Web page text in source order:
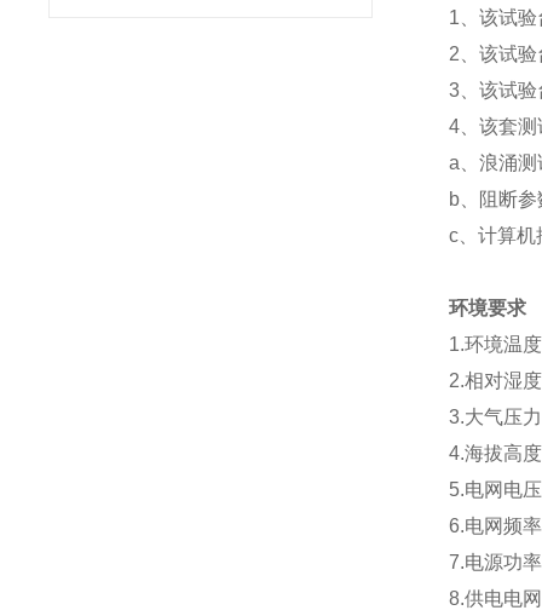
1、该试
2、该试
3、该试
4、该套
a、浪涌测
b、阻断
c、计算机
环境要求
1.环境温
2.相对湿
3.大气压
4.海拔高
5.电网电
6.电网频
7.电源功
8.供电电